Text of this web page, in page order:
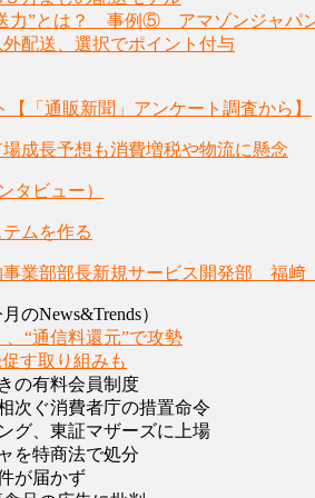
力”とは？ 事例⑤ アマゾンジャパ
配送、選択でポイント付与
「通販新聞」アンケート調査から】
成長予想も消費増税や物流に懸念
ビュー）
ムを作る
事業部部長新規サービス開発部 福
のNews&Trends）
“通信料還元”で攻勢
す取り組みも
の有料会員制度
ぐ消費者庁の措置命令
、東証マザーズに上場
を特商法で処分
が届かず